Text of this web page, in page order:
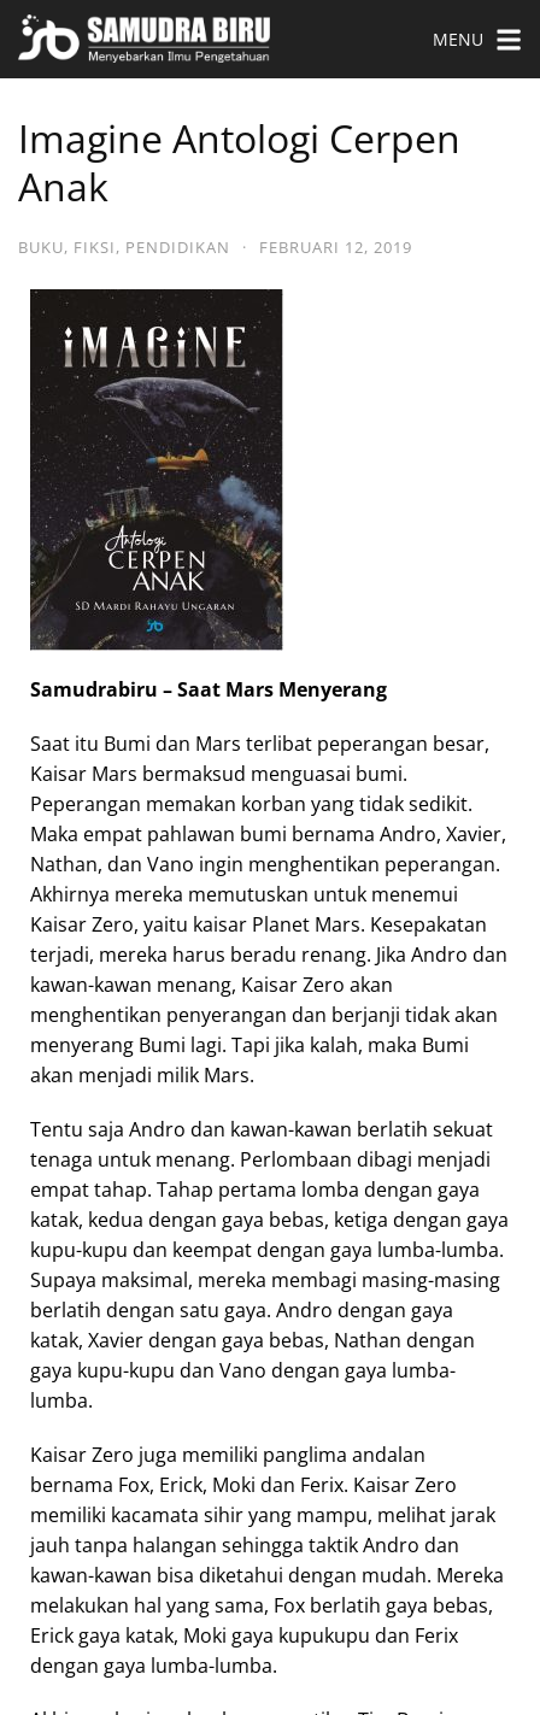
MENU
Imagine Antologi Cerpen
Anak
BUKU, FIKSI, PENDIDIKAN · FEBRUARI 12, 2019
Samudrabiru –Saat Mars Menyerang
Saat itu Bumi dan Mars terlibat peperangan besar,
Kaisar Mars bermaksud menguasai bumi.
Peperangan memakan korban yang tidak sedikit.
Maka empat pahlawan bumi bernama Andro, Xavier,
Nathan, dan Vano ingin menghentikan peperangan.
Akhirnya mereka memutuskan untuk menemui
Kaisar Zero, yaitu kaisar Planet Mars. Kesepakatan
terjadi, mereka harus beradu renang. Jika Andro dan
kawan-kawan menang, Kaisar Zero akan
menghentikan penyerangan dan berjanji tidak akan
menyerang Bumi lagi. Tapi jika kalah, maka Bumi
akan menjadi milik Mars.
Tentu saja Andro dan kawan-kawan berlatih sekuat
tenaga untuk menang. Perlombaan dibagi menjadi
empat tahap. Tahap pertama lomba dengan gaya
katak, kedua dengan gaya bebas, ketiga dengan gaya
kupu-kupu dan keempat dengan gaya lumba-lumba.
Supaya maksimal, mereka membagi masing-masing
berlatih dengan satu gaya. Andro dengan gaya
katak, Xavier dengan gaya bebas, Nathan dengan
gaya kupu-kupu dan Vano dengan gaya lumba-
lumba.
Kaisar Zero juga memiliki panglima andalan
bernama Fox, Erick, Moki dan Ferix. Kaisar Zero
memiliki kacamata sihir yang mampu, melihat jarak
jauh tanpa halangan sehingga taktik Andro dan
kawan-kawan bisa diketahui dengan mudah. Mereka
melakukan hal yang sama, Fox berlatih gaya bebas,
Erick gaya katak, Moki gaya kupukupu dan Ferix
dengan gaya lumba-lumba.